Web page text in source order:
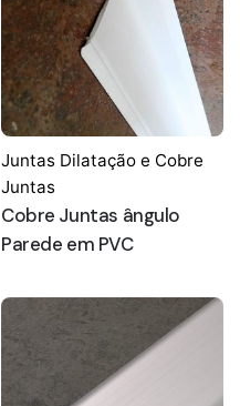
Juntas Dilatação e Cobre
Juntas
Cobre Juntas ângulo
Parede em PVC